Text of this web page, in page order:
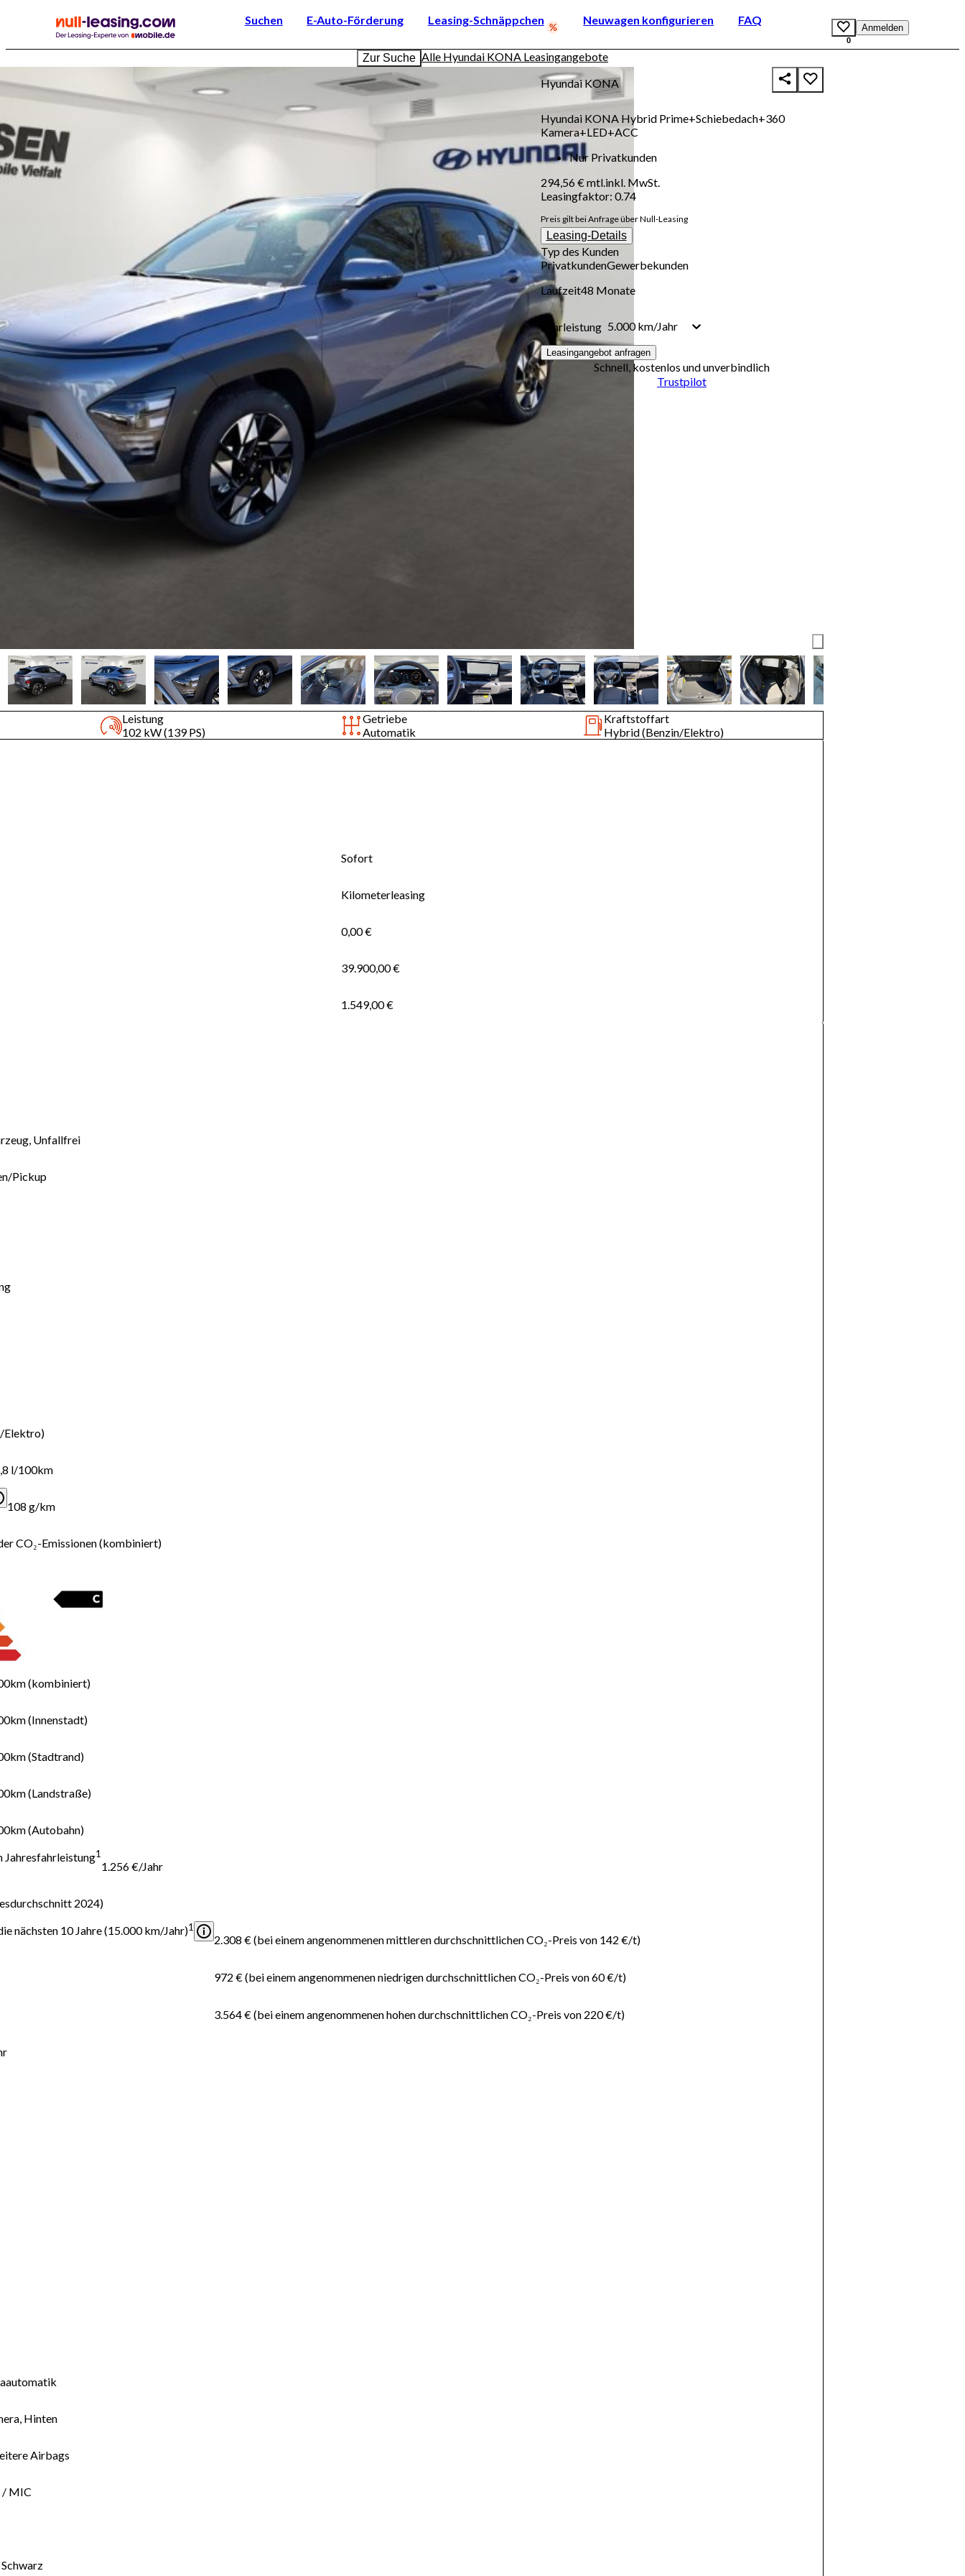
Suchen E-Auto-Förderung Leasing-Schnäppchen Neuwagen konfigurieren FAQ
0
Anmelden
Zur Suche Alle Hyundai KONA Leasingangebote
Leistung
102 kW (139 PS)
Getriebe
Automatik
Kraftstoffart
Hybrid (Benzin/Elektro)
Sofort
Kilometerleasing
0,00 €
39.900,00 €
1.549,00 €
Unfallfrei
Pickup
Elektro)
l/100km
108 g/km
CO₂-Emissionen (kombiniert)
(kombiniert)
(Innenstadt)
(Stadtrand)
(Landstraße)
(Autobahn)
Jahresfahrleistung1
1.256 €/Jahr
2024)
nächsten 10 Jahre (15.000 km/Jahr)1
2.308 € (bei einem angenommenen mittleren durchschnittlichen CO₂-Preis von 142 €/t)
972 € (bei einem angenommenen niedrigen durchschnittlichen CO₂-Preis von 60 €/t)
3.564 € (bei einem angenommenen hohen durchschnittlichen CO₂-Preis von 220 €/t)
Hinten
Airbags
/ MIC
HyundaiKONA
Hyundai KONA Hybrid Prime+Schiebedach+360
Kamera+LED+ACC
Nur Privatkunden
294,56 € mtl. inkl. MwSt.
Leasingfaktor: 0.74
Preis gilt bei Anfrage über Null-Leasing
Leasing-Details
Typ des Kunden
PrivatkundenGewerbekunden
Laufzeit48 Monate
Fahrleistung 5.000 km/Jahr
Leasingangebot anfragen
Schnell, kostenlos und unverbindlich
Trustpilot